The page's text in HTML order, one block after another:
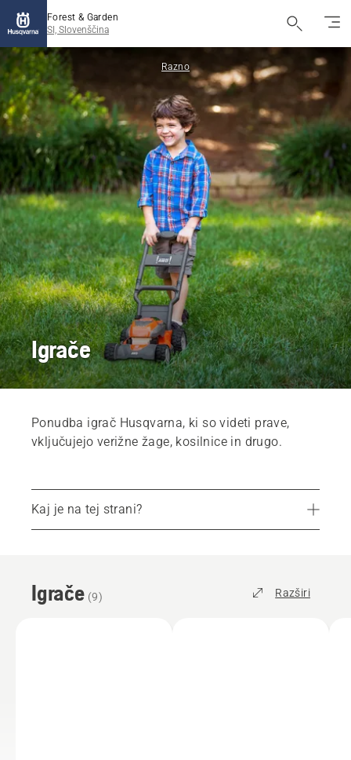
Forest & Garden
SI, Slovenščina
Razno
Igrače
Ponudba igrač Husqvarna, ki so videti prave,
vključujejo verižne žage, kosilnice in drugo.
Kaj je na tej strani?
Poiščite svojega najbližjega prodajalca
Igrače (9) Razširi